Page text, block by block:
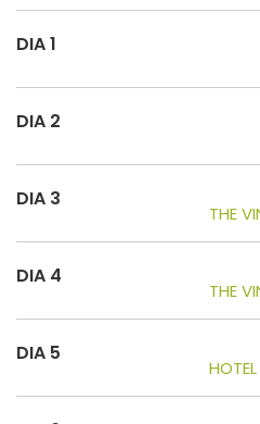
DIA 1
DIA 2
DIA 3
THE
DIA 4
THE
DIA 5